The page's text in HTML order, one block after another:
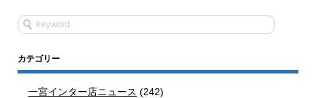
カテゴリー
一宮インター店ニュース (242)